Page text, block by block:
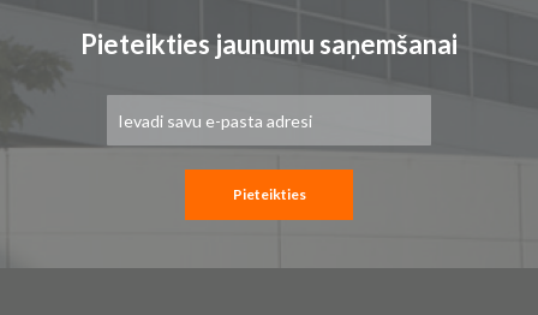
Pieteikties jaunumu saņemšanai
saņemšanai:
Pieteikties